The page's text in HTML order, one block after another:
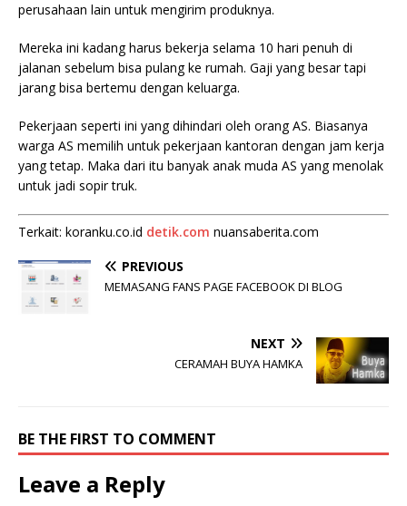
perusahaan lain untuk mengirim produknya.
Mereka ini kadang harus bekerja selama 10 hari penuh di
jalanan sebelum bisa pulang ke rumah. Gaji yang besar tapi
jarang bisa bertemu dengan keluarga.
Pekerjaan seperti ini yang dihindari oleh orang AS. Biasanya
warga AS memilih untuk pekerjaan kantoran dengan jam kerja
yang tetap. Maka dari itu banyak anak muda AS yang menolak
untuk jadi sopir truk.
Terkait: koranku.co.id detik.com nuansaberita.com
PREVIOUS
MEMASANG FANS PAGE FACEBOOK DI BLOG
NEXT
CERAMAH BUYA HAMKA
BE THE FIRST TO COMMENT
Leave a Reply